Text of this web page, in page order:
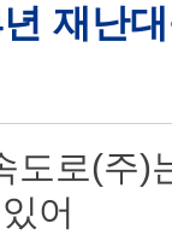
재난
도로(주)
어